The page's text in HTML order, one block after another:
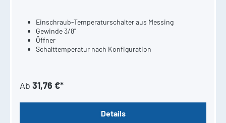
Einschraub-Temperaturschalter aus Messing
Gewinde 3/8"
Öffner
Schalttemperatur nach Konfiguration
Ab 31,76 €*
Details